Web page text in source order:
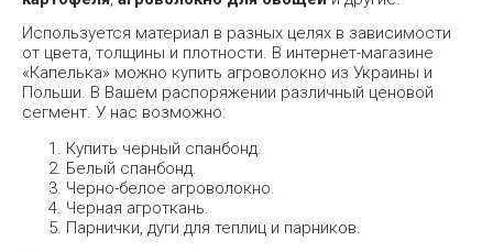
Используется материал в разных целях в зависимости
от цвета, толщины и плотности. В интернет-магазине
«Капелька» можно купить агроволокно из Украины и
Польши. В Вашем распоряжении различный ценовой
сегмент. У нас возможно:
Купить черный спанбонд.
Белый спанбонд.
Черно-белое агроволокно.
Черная агроткань.
Парнички, дуги для теплиц и парников.